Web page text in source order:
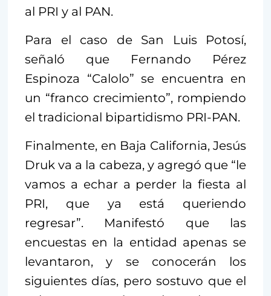
al PRI y al PAN.
Para el caso de San Luis Potosí,
señaló que Fernando Pérez
Espinoza “Calolo” se encuentra en
un “franco crecimiento”, rompiendo
el tradicional bipartidismo PRI-PAN.
Finalmente, en Baja California, Jesús
Druk va a la cabeza, y agregó que “le
vamos a echar a perder la fiesta al
PRI, que ya está queriendo
regresar”. Manifestó que las
encuestas en la entidad apenas se
levantaron, y se conocerán los
siguientes días, pero sostuvo que el